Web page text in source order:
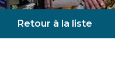
Retour à la liste